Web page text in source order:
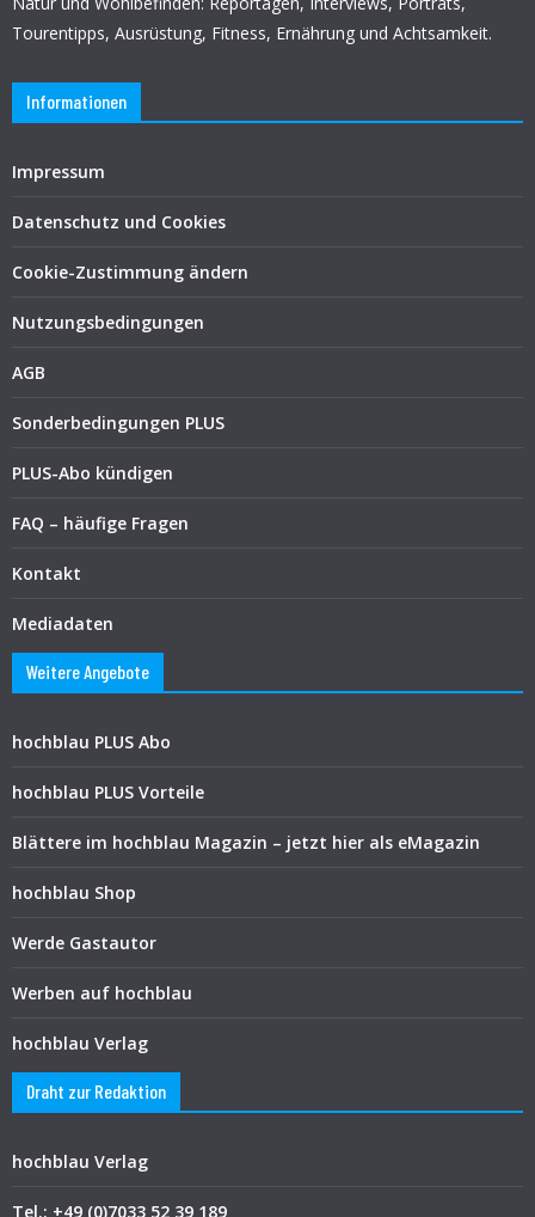
Tourentipps, Ausrüstung, Fitness, Ernährung und Achtsamkeit.
Informationen
Impressum
Datenschutz und Cookies
Cookie-Zustimmung ändern
Nutzungsbedingungen
AGB
Sonderbedingungen PLUS
PLUS-Abo kündigen
FAQ – häufige Fragen
Kontakt
Mediadaten
Weitere Angebote
hochblau PLUS Abo
hochblau PLUS Vorteile
Blättere im hochblau Magazin – jetzt hier als eMagazin
hochblau Shop
Werde Gastautor
Werben auf hochblau
hochblau Verlag
Draht zur Redaktion
hochblau Verlag
Tel.: +49 (0)7033 52 39 189